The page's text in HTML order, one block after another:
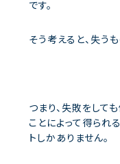
です。
そう考えると、失う
つまり、失敗をして
ことによって得られ
トしかありません。